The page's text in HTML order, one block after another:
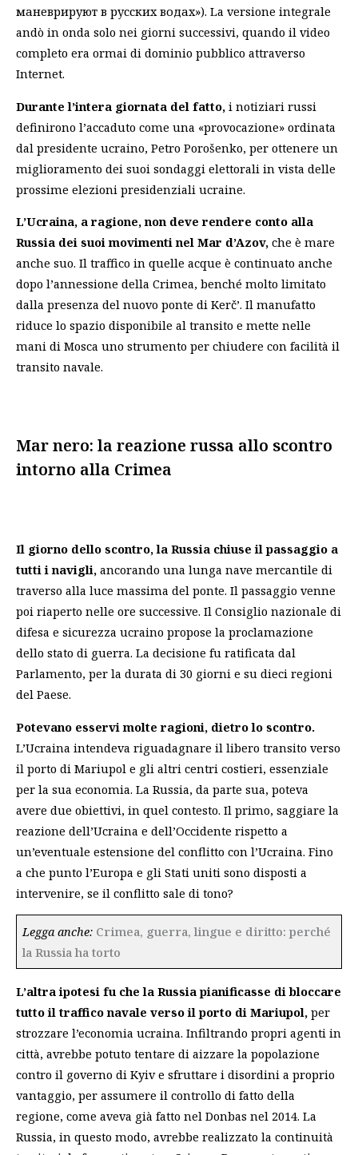
маневрируют в русских водах»). La versione integrale
andò in onda solo nei giorni successivi, quando il video
completo era ormai di dominio pubblico attraverso
Internet.
Durante l’intera giornata del fatto, i notiziari russi
definirono l’accaduto come una «provocazione» ordinata
dal presidente ucraino, Petro Porošenko, per ottenere un
miglioramento dei suoi sondaggi elettorali in vista delle
prossime elezioni presidenziali ucraine.
L’Ucraina, a ragione, non deve rendere conto alla
Russia dei suoi movimenti nel Mar d’Azov, che è mare
anche suo. Il traffico in quelle acque è continuato anche
dopo l’annessione della Crimea, benché molto limitato
dalla presenza del nuovo ponte di Kerč’. Il manufatto
riduce lo spazio disponibile al transito e mette nelle
mani di Mosca uno strumento per chiudere con facilità il
transito navale.
Mar nero: la reazione russa allo scontro
intorno alla Crimea
Il giorno dello scontro, la Russia chiuse il passaggio a
tutti i navigli, ancorando una lunga nave mercantile di
traverso alla luce massima del ponte. Il passaggio venne
poi riaperto nelle ore successive. Il Consiglio nazionale di
difesa e sicurezza ucraino propose la proclamazione
dello stato di guerra. La decisione fu ratificata dal
Parlamento, per la durata di 30 giorni e su dieci regioni
del Paese.
Potevano esservi molte ragioni, dietro lo scontro.
L’Ucraina intendeva riguadagnare il libero transito verso
il porto di Mariupol e gli altri centri costieri, essenziale
per la sua economia. La Russia, da parte sua, poteva
avere due obiettivi, in quel contesto. Il primo, saggiare la
reazione dell’Ucraina e dell’Occidente rispetto a
un’eventuale estensione del conflitto con l’Ucraina. Fino
a che punto l’Europa e gli Stati uniti sono disposti a
intervenire, se il conflitto sale di tono?
Legga anche: Crimea, guerra, lingue e diritto: perché
la Russia ha torto
L’altra ipotesi fu che la Russia pianificasse di bloccare
tutto il traffico navale verso il porto di Mariupol, per
strozzare l’economia ucraina. Infiltrando propri agenti in
città, avrebbe potuto tentare di aizzare la popolazione
contro il governo di Kyiv e sfruttare i disordini a proprio
vantaggio, per assumere il controllo di fatto della
regione, come aveva già fatto nel Donbas nel 2014. La
Russia, in questo modo, avrebbe realizzato la continuità